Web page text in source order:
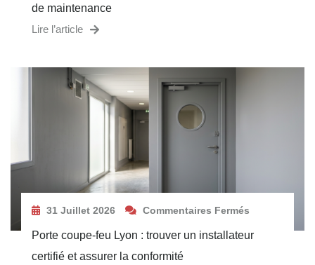
de maintenance
Lire l’article
31 Juillet 2026 Commentaires Fermés
Porte coupe-feu Lyon : trouver un installateur
certifié et assurer la conformité